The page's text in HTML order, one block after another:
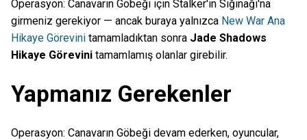
Operasyon: Canavarın Göbeği için Stalker'ın Sığınağı'na
girmeniz gerekiyor — ancak buraya yalnızca New War Ana
Hikaye Görevini tamamladıktan sonra Jade Shadows
Hikaye Görevini tamamlamış olanlar girebilir.
Yapmanız Gerekenler
Operasyon: Canavarın Göbeği devam ederken, oyuncular,